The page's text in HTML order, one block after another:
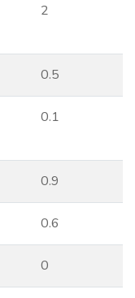
2
0.5
0.1
0.9
0.6
0